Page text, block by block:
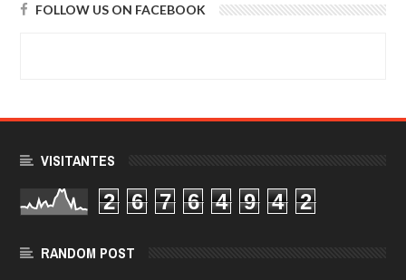
FOLLOW US ON FACEBOOK
VISITANTES
2 6 7 6 4 9 4 2
RANDOM POST